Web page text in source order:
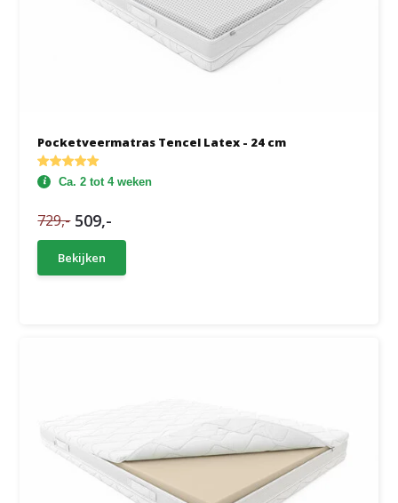
Pocketveermatras Tencel Latex - 24 cm
Ca. 2 tot 4 weken
729,- 509,-
Bekijken